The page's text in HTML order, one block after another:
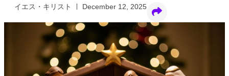
イエス・キリスト December 12, 2025